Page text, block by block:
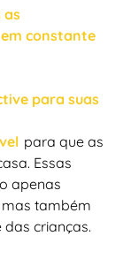
as
constante
para suas
para que as
Essas
apenas
também
crianças.